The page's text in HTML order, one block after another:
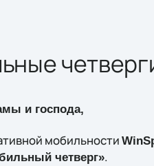
и господа,
мобильности
четверг».